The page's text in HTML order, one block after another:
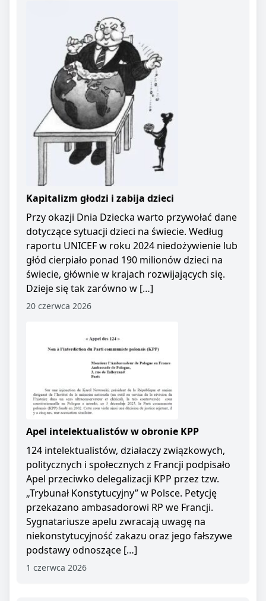
Kapitalizm głodzi i zabija dzieci
Przy okazji Dnia Dziecka warto przywołać dane
dotyczące sytuacji dzieci na świecie. Według
raportu UNICEF w roku 2024 niedożywienie lub
głód cierpiało ponad 190 milionów dzieci na
świecie, głównie w krajach rozwijających się.
Dzieje się tak zarówno w […]
20 czerwca 2026
Apel intelektualistów w obronie KPP
124 intelektualistów, działaczy związkowych,
politycznych i społecznych z Francji podpisało
Apel przeciwko delegalizacji KPP przez tzw.
„Trybunał Konstytucyjny” w Polsce. Petycję
przekazano ambasadorowi RP we Francji.
Sygnatariusze apelu zwracają uwagę na
niekonstytucyjność zakazu oraz jego fałszywe
podstawy odnoszące […]
1 czerwca 2026